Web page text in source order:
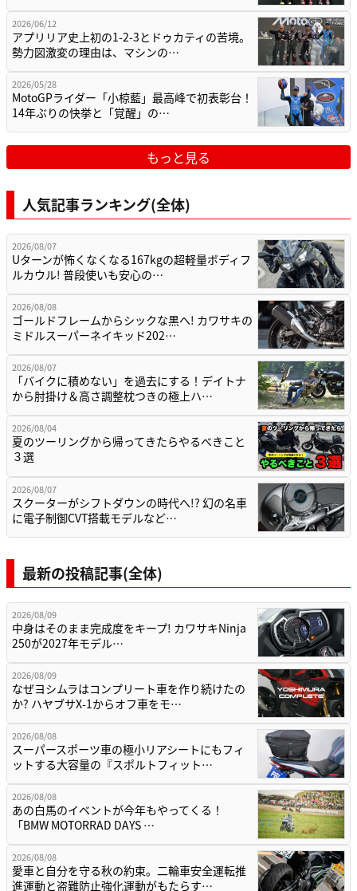
2026/06/12
アプリリア史上初の1-2-3とドゥカティの苦境。
勢力図激変の理由は、マシンの…
2026/05/28
MotoGPライダー「小椋藍」最高峰で初表彰台！
14年ぶりの快挙と「覚醒」の…
もっと見る
人気記事ランキング(全体)
2026/08/07
Uターンが怖くなくなる167kgの超軽量ボディフ
ルカウル! 普段使いも安心の…
2026/08/08
ゴールドフレームからシックな黒へ! カワサキの
ミドルスーパーネイキッド202…
2026/08/07
「バイクに積めない」を過去にする！デイトナ
から肘掛け＆高さ調整枕つきの極上ハ…
2026/08/04
夏のツーリングから帰ってきたらやるべきこと
３選
2026/08/07
スクーターがシフトダウンの時代へ!? 幻の名車
に電子制御CVT搭載モデルなど…
最新の投稿記事(全体)
2026/08/09
中身はそのまま完成度をキープ! カワサキNinja
250が2027年モデル…
2026/08/09
なぜヨシムラはコンプリート車を作り続けたの
か? ハヤブサX-1からオフ車をモ…
2026/08/08
スーパースポーツ車の極小リアシートにもフィ
ットする大容量の『スポルトフィット…
2026/08/08
あの白馬のイベントが今年もやってくる！
「BMW MOTORRAD DAYS …
2026/08/08
愛車と自分を守る秋の約束。二輪車安全運転推
進運動と盗難防止強化運動がもたらす…